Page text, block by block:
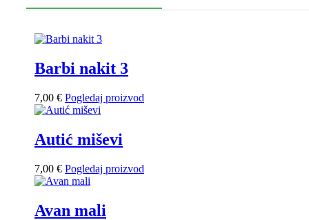
Barbi nakit 3
7,00 € Pogledaj proizvod
Autić miševi
7,00 € Pogledaj proizvod
Avan mali